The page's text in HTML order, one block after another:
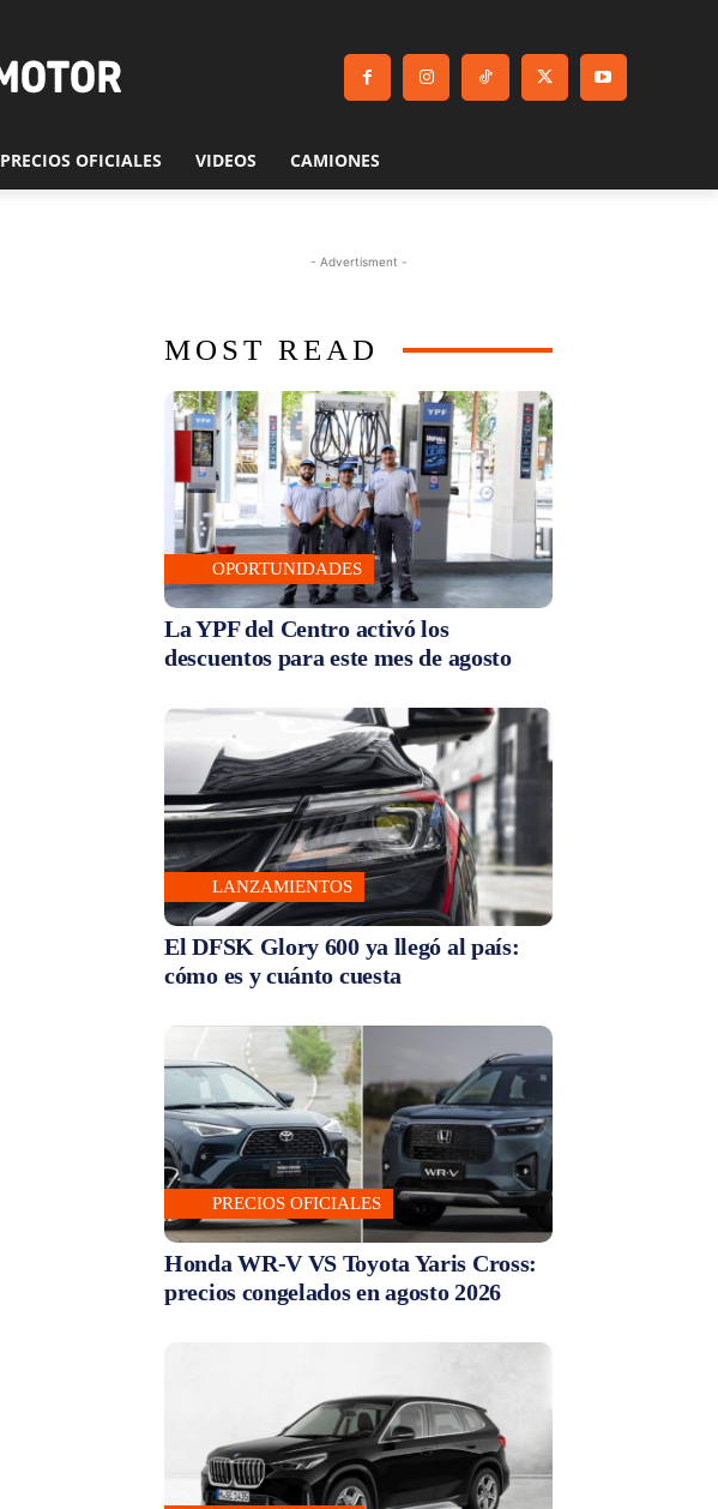
PRECIOS OFICIALES VIDEOS CAMIONES
- Advertisment -
MOST READ
OPORTUNIDADES
La YPF del Centro activó los
descuentos para este mes de agosto
LANZAMIENTOS
El DFSK Glory 600 ya llegó al país:
cómo es y cuánto cuesta
PRECIOS OFICIALES
Honda WR-V VS Toyota Yaris Cross:
precios congelados en agosto 2026